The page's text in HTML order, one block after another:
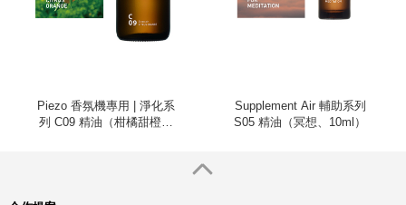
Piezo 香氛機專用 | 淨化系
列 C09 精油（柑橘甜橙、
Supplement Air 輔助系列
S05 精油（冥想、10ml）